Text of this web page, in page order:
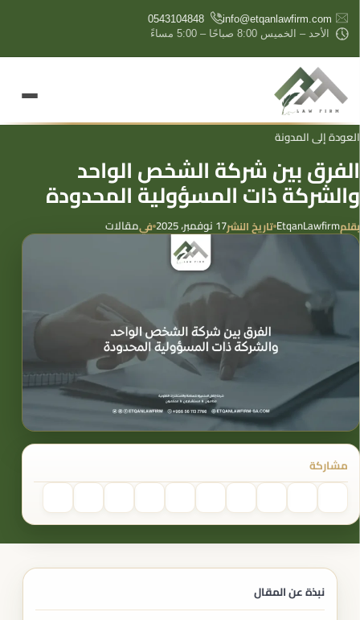
content
info@etqanlawfirm.com
0543104848
الأحد – الخميس 8:00 صباحًا – 5:00 مساءً
العودة إلى المدونة
الفرق بين شركة الشخص الواحد
والشركة ذات المسؤولية المحدودة
بقلمEtqanLawfirm تاريخ النشر17 نوفمبر، 2025 فيمقالات
مشاركة
نبذة عن المقال